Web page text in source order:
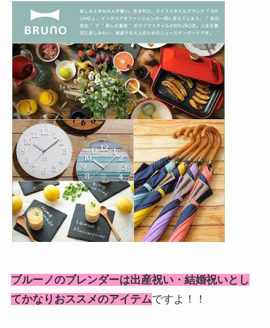
ブルーノのブレンダーは出産祝い・結婚祝いとし
てかなりおススメのアイテムですよ！！